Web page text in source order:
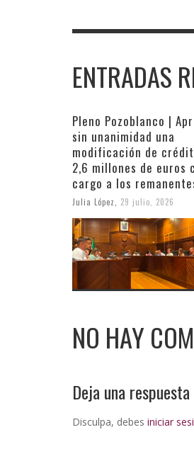
ENTRADAS
Pleno Pozoblanco |
sin unanimidad una
modificación de
2,6 millones de euros
cargo a los
Julia López 29 julio, 2026
NO HAY
Deja una respuesta
Disculpa, debes iniciar